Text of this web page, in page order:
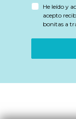
He leído y
acepto
bonitas a